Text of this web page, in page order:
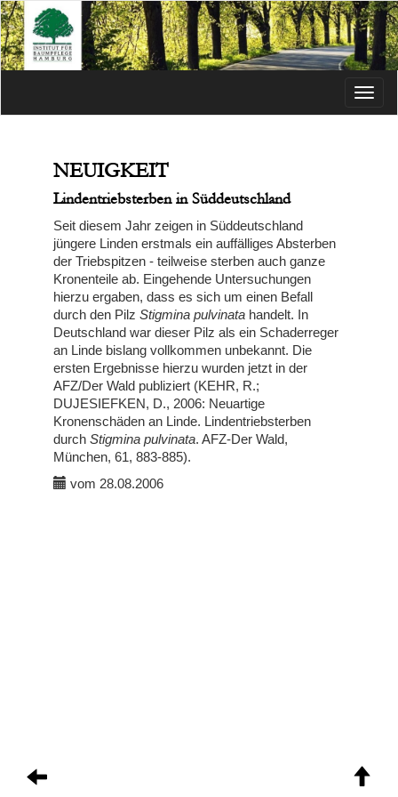
Menü
NEUIGKEIT
Lindentriebsterben in Süddeutschland
Seit diesem Jahr zeigen in Süddeutschland
jüngere Linden erstmals ein auffälliges Absterben
der Triebspitzen - teilweise sterben auch ganze
Kronenteile ab. Eingehende Untersuchungen
hierzu ergaben, dass es sich um einen Befall
durch den Pilz Stigmina pulvinata handelt. In
Deutschland war dieser Pilz als ein Schaderreger
an Linde bislang vollkommen unbekannt. Die
ersten Ergebnisse hierzu wurden jetzt in der
AFZ/Der Wald publiziert (KEHR, R.;
DUJESIEFKEN, D., 2006: Neuartige
Kronenschäden an Linde. Lindentriebsterben
durch Stigmina pulvinata. AFZ-Der Wald,
München, 61, 883-885).
vom 28.08.2006